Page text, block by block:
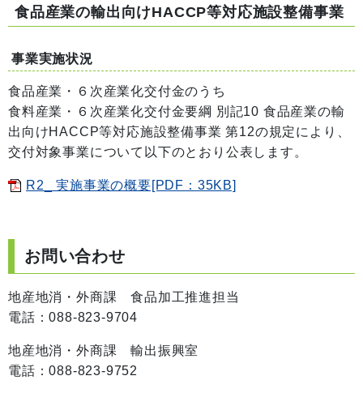
食品産業の輸出向けHACCP等対応施設整備事業
事業実施状況
食品産業・６次産業化交付金のうち
食料産業・６次産業化交付金要綱 別記10 食品産業の輸
出向けHACCP等対応施設整備事業 第12の規定により、
交付対象事業について以下のとおり公表します。
R2_ 実施事業の概要[PDF：35KB]
お問い合わせ
地産地消・外商課 食品加工推進担当
電話：088-823-9704
地産地消・外商課 輸出振興室
電話：088-823-9752